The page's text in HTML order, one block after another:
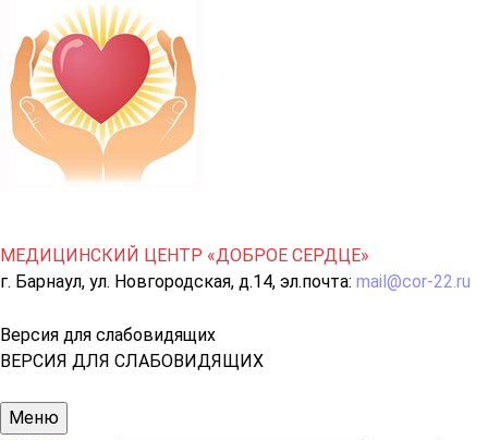
МЕДИЦИНСКИЙ ЦЕНТР «ДОБРОЕ СЕРДЦЕ»
г. Барнаул, ул. Новгородская, д.14, эл.почта: mail@cor-22.ru
Версия для слабовидящих
ВЕРСИЯ ДЛЯ СЛАБОВИДЯЩИХ
Основное
Меню